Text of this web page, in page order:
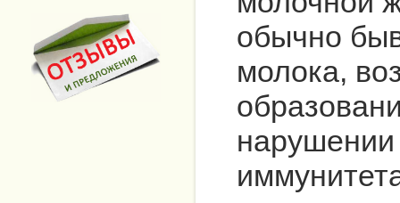
обычно
молока,
нарушении